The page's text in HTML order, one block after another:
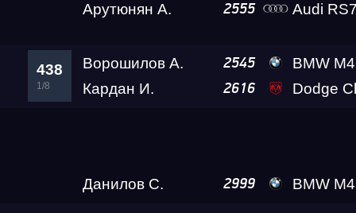
Арутюнян А. 2555 Audi
438
1/8
Ворошилов А. 2545
BMW M4
Кардан И.
2616 Dodge Challenger
Данилов С. 2999 BMW M4